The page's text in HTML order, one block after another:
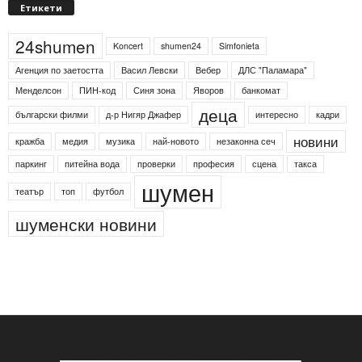
Етикети
24shumen Koncert shumen24
Simfonieta
Агенция по заетостта
Васил Левски Вебер
ДЛС "Паламара"
Менделсон
ПИН-код Синя зона Яворов
банкомат
български филми
д-р Нигяр Джафер деца интересно кадри
кражба медия музика най-новото незаконна сеч новини
паркинг питейна вода проверки професия сцена такса
театър топ футбол шумен
шуменски новини